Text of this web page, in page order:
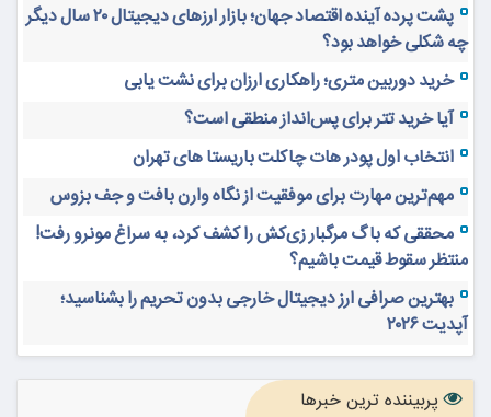
پشت پرده آینده اقتصاد جهان؛ بازار ارزهای دیجیتال ۲۰ سال دیگر
چه شکلی خواهد بود؟
خرید دوربین متری؛ راهکاری ارزان برای نشت یابی
آیا خرید تتر برای پس‌انداز منطقی است؟
انتخاب اول پودر هات چاکلت باریستا های تهران
مهم‌ترین مهارت برای موفقیت از نگاه وارن بافت و جف بزوس
محققی که باگ مرگبار زی‌کش را کشف کرد، به سراغ مونرو رفت!
منتظر سقوط قیمت باشیم؟
بهترین صرافی ارز دیجیتال خارجی بدون تحریم را بشناسید؛
آپدیت ۲۰۲۶
پربیننده ترین خبرها